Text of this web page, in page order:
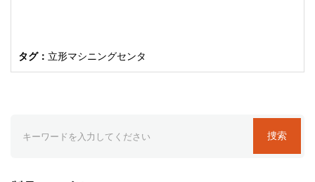
タグ： 立形マシニングセンタ
捜索